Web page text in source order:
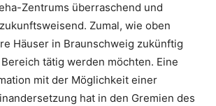
Zentrums überraschend und
Zumal, wie oben
Häuser in Braunschweig zukünftig
tätig werden möchten. Eine
mit der Möglichkeit einer
hat in den Gremien des